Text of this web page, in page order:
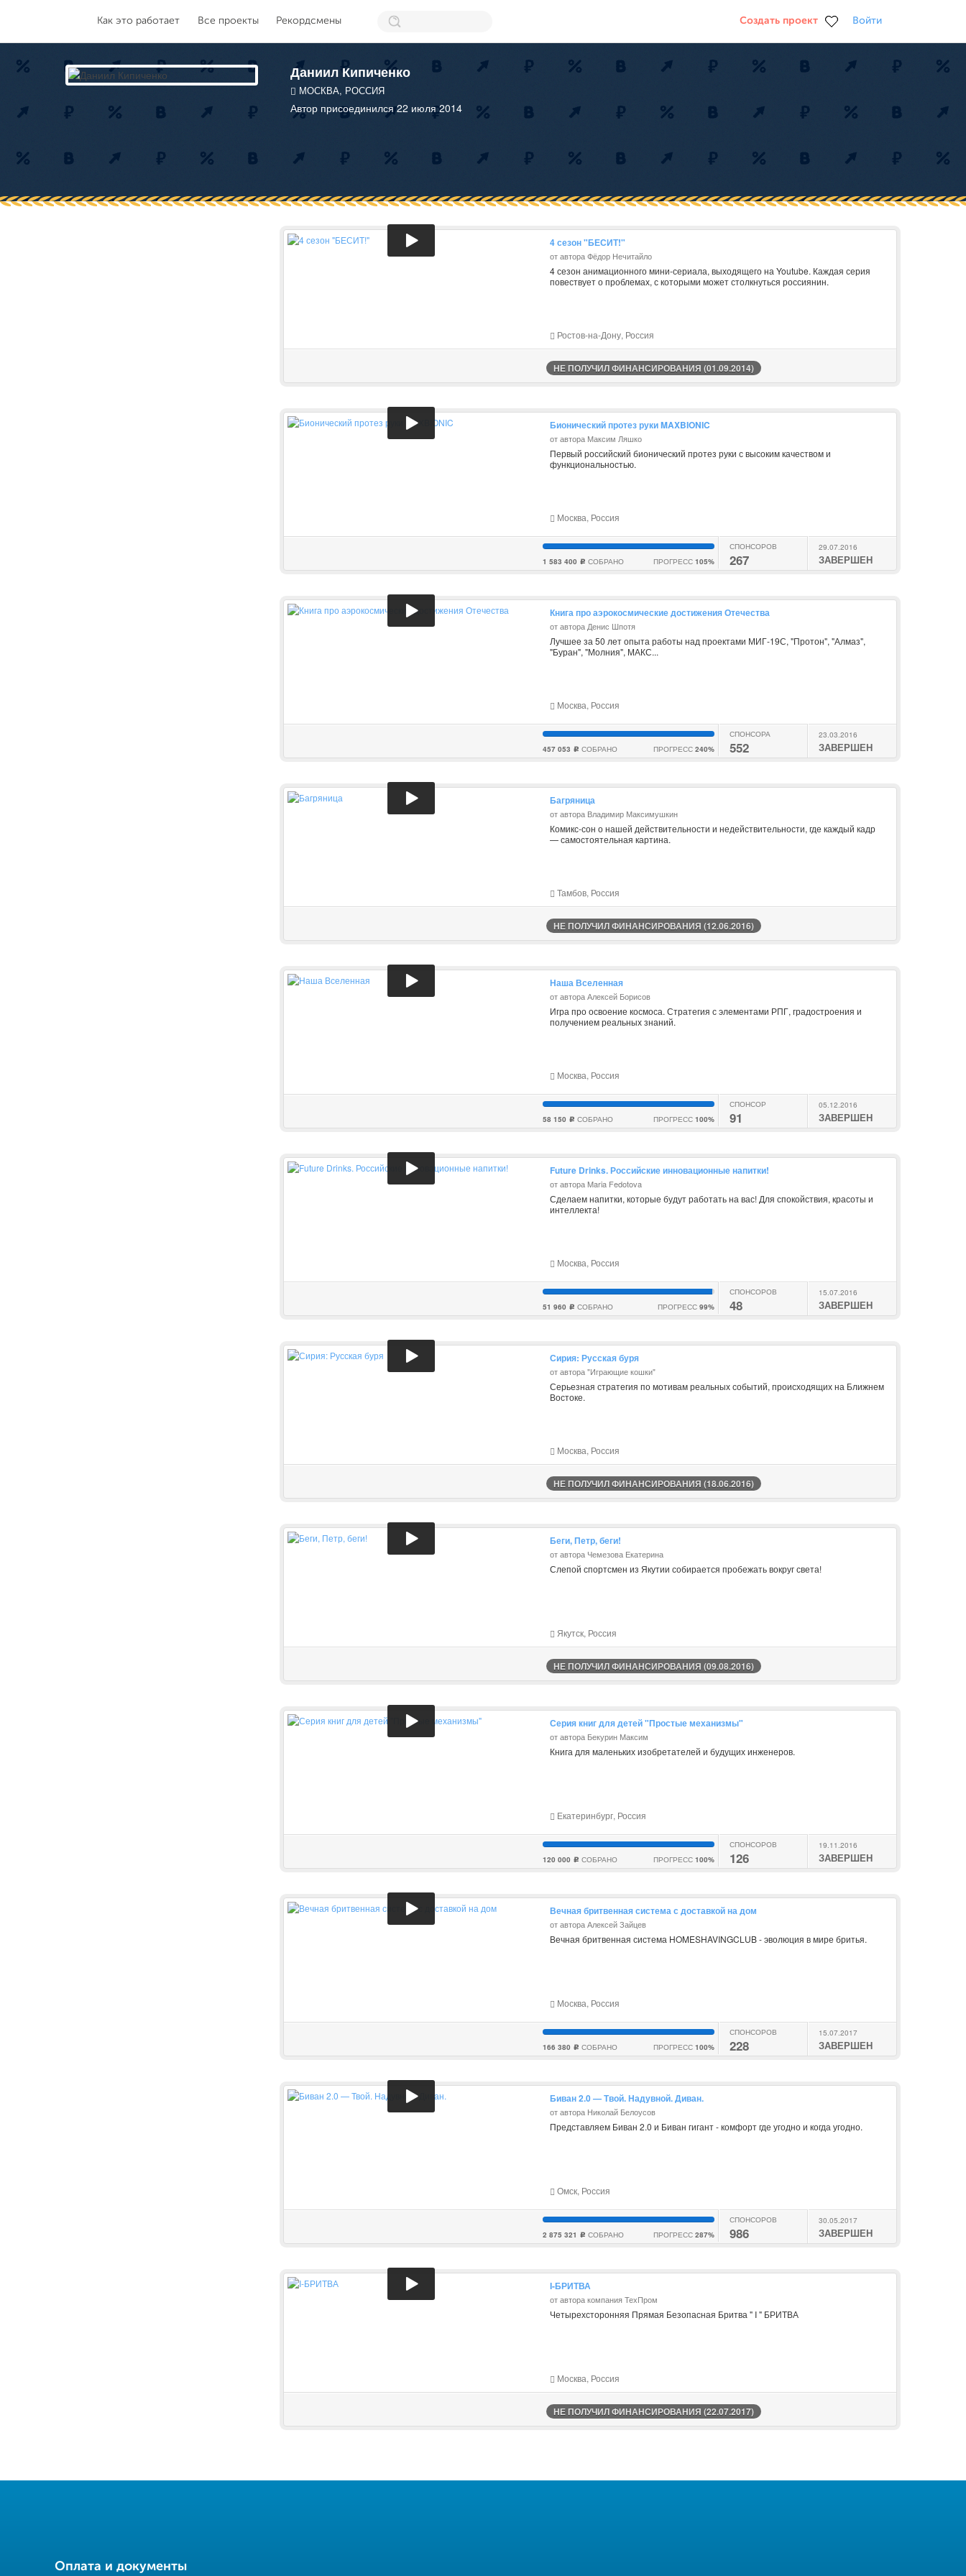
Как это работает Все проекты Рекордсмены Создать проект Войти
Даниил Кипиченко
МОСКВА, РОССИЯ
Автор присоединился 22 июля 2014
4 сезон "БЕСИТ!"
от автора Фёдор Нечитайло
4 сезон анимационного мини-сериала, выходящего на Youtube. Каждая серия
повествует о проблемах, с которыми может столкнуться россиянин.
Ростов-на-Дону, Россия
НЕ ПОЛУЧИЛ ФИНАНСИРОВАНИЯ (01.09.2014)
Бионический протез руки MAXBIONIC
от автора Максим Ляшко
Первый российский бионический протез руки с высоким качеством и
функциональностью.
Москва, Россия
1 583 400 c СОБРАНО ПРОГРЕСС 105%
СПОНСОРОВ
267
29.07.2016
ЗАВЕРШЕН
Книга про аэрокосмические достижения Отечества
от автора Денис Шпотя
Лучшее за 50 лет опыта работы над проектами МИГ-19С, "Протон", "Алмаз",
"Буран", "Молния", МАКС...
Москва, Россия
457 053 c СОБРАНО ПРОГРЕСС 240%
СПОНСОРА
552
23.03.2016
ЗАВЕРШЕН
Багряница
от автора Владимир Максимушкин
Комикс-сон о нашей действительности и недействительности, где каждый кадр
— самостоятельная картина.
Тамбов, Россия
НЕ ПОЛУЧИЛ ФИНАНСИРОВАНИЯ (12.06.2016)
Наша Вселенная
от автора Алексей Борисов
Игра про освоение космоса. Стратегия с элементами РПГ, градостроения и
получением реальных знаний.
Москва, Россия
58 150 c СОБРАНО ПРОГРЕСС 100%
СПОНСОР
91
05.12.2016
ЗАВЕРШЕН
Future Drinks. Российские инновационные напитки!
от автора Maria Fedotova
Сделаем напитки, которые будут работать на вас! Для спокойствия, красоты и
интеллекта!
Москва, Россия
51 960 c СОБРАНО ПРОГРЕСС 99%
СПОНСОРОВ
48
15.07.2016
ЗАВЕРШЕН
Сирия: Русская буря
от автора "Играющие кошки"
Серьезная стратегия по мотивам реальных событий, происходящих на Ближнем
Востоке.
Москва, Россия
НЕ ПОЛУЧИЛ ФИНАНСИРОВАНИЯ (18.06.2016)
Беги, Петр, беги!
от автора Чемезова Екатерина
Слепой спортсмен из Якутии собирается пробежать вокруг света!
Якутск, Россия
НЕ ПОЛУЧИЛ ФИНАНСИРОВАНИЯ (09.08.2016)
Серия книг для детей "Простые механизмы"
от автора Бекурин Максим
Книга для маленьких изобретателей и будущих инженеров.
Екатеринбург, Россия
120 000 c СОБРАНО ПРОГРЕСС 100%
СПОНСОРОВ
126
19.11.2016
ЗАВЕРШЕН
Вечная бритвенная система с доставкой на дом
от автора Алексей Зайцев
Вечная бритвенная система HOMESHAVINGCLUB - эволюция в мире бритья.
Москва, Россия
166 380 c СОБРАНО ПРОГРЕСС 100%
СПОНСОРОВ
228
15.07.2017
ЗАВЕРШЕН
Биван 2.0 — Твой. Надувной. Диван.
от автора Николай Белоусов
Представляем Биван 2.0 и Биван гигант - комфорт где угодно и когда угодно.
Омск, Россия
2 875 321 c СОБРАНО ПРОГРЕСС 287%
СПОНСОРОВ
986
30.05.2017
ЗАВЕРШЕН
I-БРИТВА
от автора компания ТехПром
Четырехсторонняя Прямая Безопасная Бритва " I " БРИТВА
Москва, Россия
НЕ ПОЛУЧИЛ ФИНАНСИРОВАНИЯ (22.07.2017)
Оплата и документы